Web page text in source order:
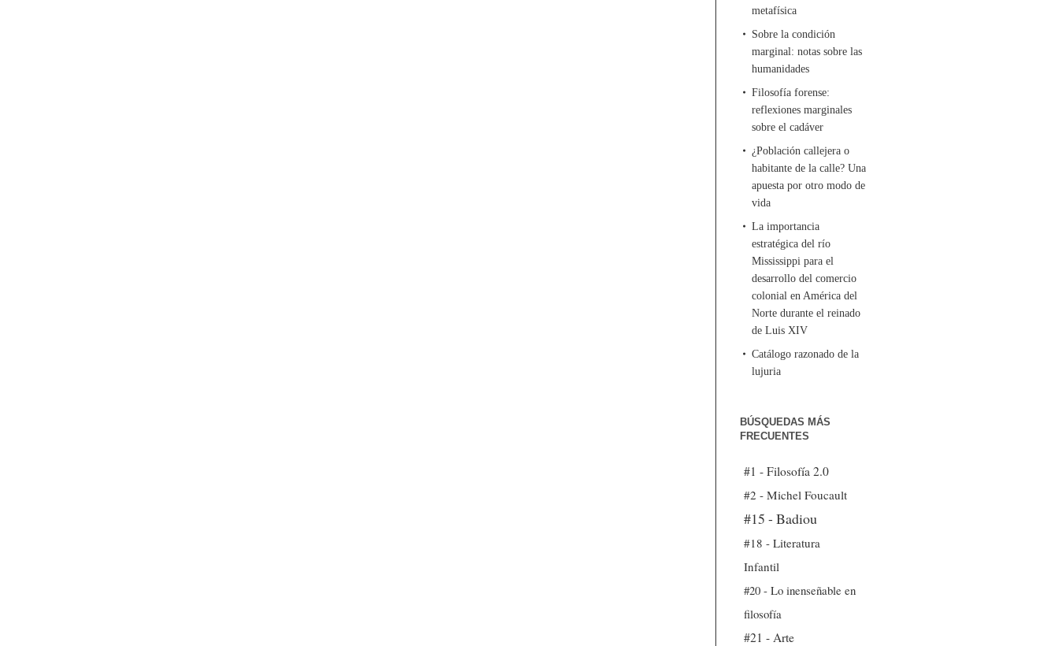
metafísica
Sobre la condición
marginal: notas sobre las
humanidades
Filosofía forense:
reflexiones marginales
sobre el cadáver
¿Población callejera o
habitante de la calle? Una
apuesta por otro modo de
vida
La importancia
estratégica del río
Mississippi para el
desarrollo del comercio
colonial en América del
Norte durante el reinado
de Luis XIV
Catálogo razonado de la
lujuria
BÚSQUEDAS MÁS
FRECUENTES
#1 - Filosofía 2.0
#2 - Michel Foucault
#15 - Badiou
#18 - Literatura
Infantil
#20 - Lo inenseñable en
filosofía
#21 - Arte